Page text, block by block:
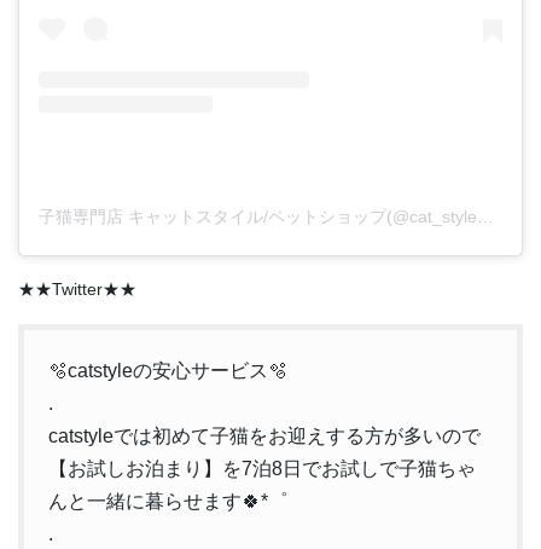
子猫専門店 キャットスタイル/ペットショップ(@cat_style_2021)がシェアした投稿
★★Twitter★★
🫧catstyleの安心サービス🫧
.
catstyleでは初めて子猫をお迎えする方が多いので
【お試しお泊まり】を7泊8日でお試しで子猫ちゃ
んと一緒に暮らせます🍀*゜
.